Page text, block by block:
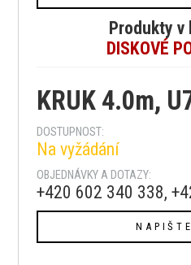
Produkty v
DISKOVÉ
KRUK 4.0m,
DOSTUPNOST:
Na vyžádání
OBJEDNÁVKY A DOTAZY:
+420 602 340 338,